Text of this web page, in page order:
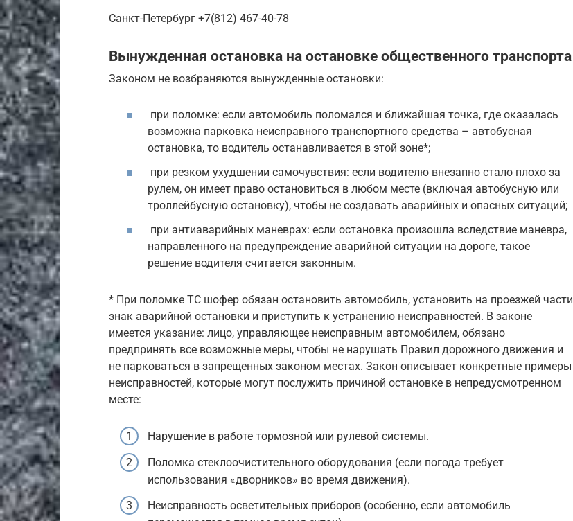
Санкт-Петербург +7(812) 467-40-78
Вынужденная остановка на остановке общественного транспорта
Законом не возбраняются вынужденные остановки:
при поломке: если автомобиль поломался и ближайшая точка, где оказалась
возможна парковка неисправного транспортного средства – автобусная
остановка, то водитель останавливается в этой зоне*;
при резком ухудшении самочувствия: если водителю внезапно стало плохо за
рулем, он имеет право остановиться в любом месте (включая автобусную или
троллейбусную остановку), чтобы не создавать аварийных и опасных ситуаций;
при антиаварийных маневрах: если остановка произошла вследствие маневра,
направленного на предупреждение аварийной ситуации на дороге, такое
решение водителя считается законным.
* При поломке ТС шофер обязан остановить автомобиль, установить на проезжей части
знак аварийной остановки и приступить к устранению неисправностей. В законе
имеется указание: лицо, управляющее неисправным автомобилем, обязано
предпринять все возможные меры, чтобы не нарушать Правил дорожного движения и
не парковаться в запрещенных законом местах. Закон описывает конкретные примеры
неисправностей, которые могут послужить причиной остановке в непредусмотренном
месте:
Нарушение в работе тормозной или рулевой системы.
Поломка стеклоочистительного оборудования (если погода требует
использования «дворников» во время движения).
Неисправность осветительных приборов (особенно, если автомобиль